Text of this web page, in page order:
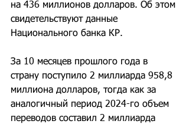
на 436 миллионов долларов. Об этом
свидетельствуют данные
Национального банка КР.
За 10 месяцев прошлого года в
страну поступило 2 миллиарда 958,8
миллиона долларов, тогда как за
аналогичный период 2024-го объем
переводов составил 2 миллиарда